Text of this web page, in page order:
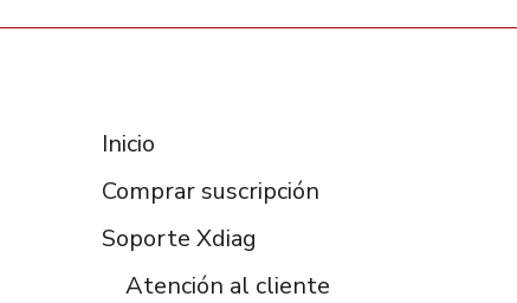
Inicio
Comprar suscripción
Soporte Xdiag
Atención al cliente